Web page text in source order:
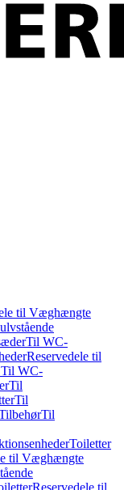
til Væghængte
Til WC-
Reservedele til
Til WC-
Til
Til
Til
Toiletter
til Væghængte
Reservedele til